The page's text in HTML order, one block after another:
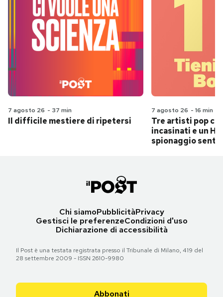
7 agosto 26 - 37 min
Il difficile mestiere di ripetersi
7 agosto 26 - 16 min
Tre artisti pop
incasinati e un
spionaggio
Chi siamoPubblicitàPrivacy
Gestisci le preferenzeCondizioni d'uso
Dichiarazione di accessibilità
Il Post è una testata registrata presso il Tribunale di Milano, 419 del
28 settembre 2009 - ISSN 2610-9980
Abbonati